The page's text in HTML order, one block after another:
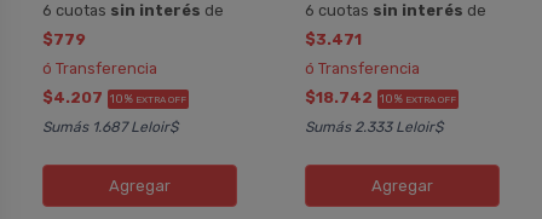
6 cuotas sin interés de
$779
ó Transferencia
$4.207 10% EXTRA OFF
Sumás 1.687 Leloir$
Agregar
6 cuotas sin interés de
$3.471
ó Transferencia
$18.742 10% EXTRA OFF
Sumás 2.333 Leloir$
Agregar